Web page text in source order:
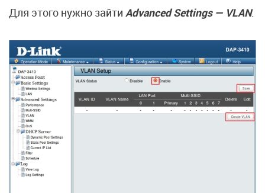
Для этого нужно зайти Advanced Settings — VLAN.